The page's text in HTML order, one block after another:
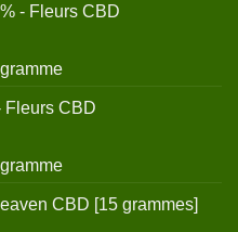
- Fleurs CBD
gramme
Fleurs CBD
gramme
CBD [15 grammes]